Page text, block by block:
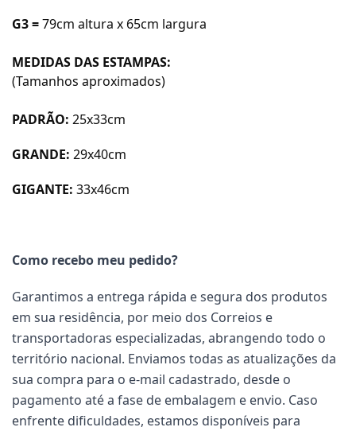
G3 =79cm altura x 65cm largura
MEDIDAS DAS ESTAMPAS:
(Tamanhos aproximados)
PADRÃO: 25x33cm
GRANDE: 29x40cm
GIGANTE: 33x46cm
Como recebo meu pedido?
Garantimos a entrega rápida e segura dos produtos
em sua residência, por meio dos Correios e
transportadoras especializadas, abrangendo todo o
território nacional. Enviamos todas as atualizações da
sua compra para o e-mail cadastrado, desde o
pagamento até a fase de embalagem e envio. Caso
enfrente dificuldades, estamos disponíveis para